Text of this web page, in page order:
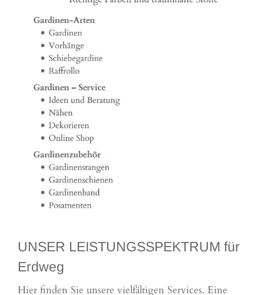
UNSER LEISTUNGSSPEKTRUM für
Erdweg
Hier finden Sie unsere vielfältigen Services. Eine